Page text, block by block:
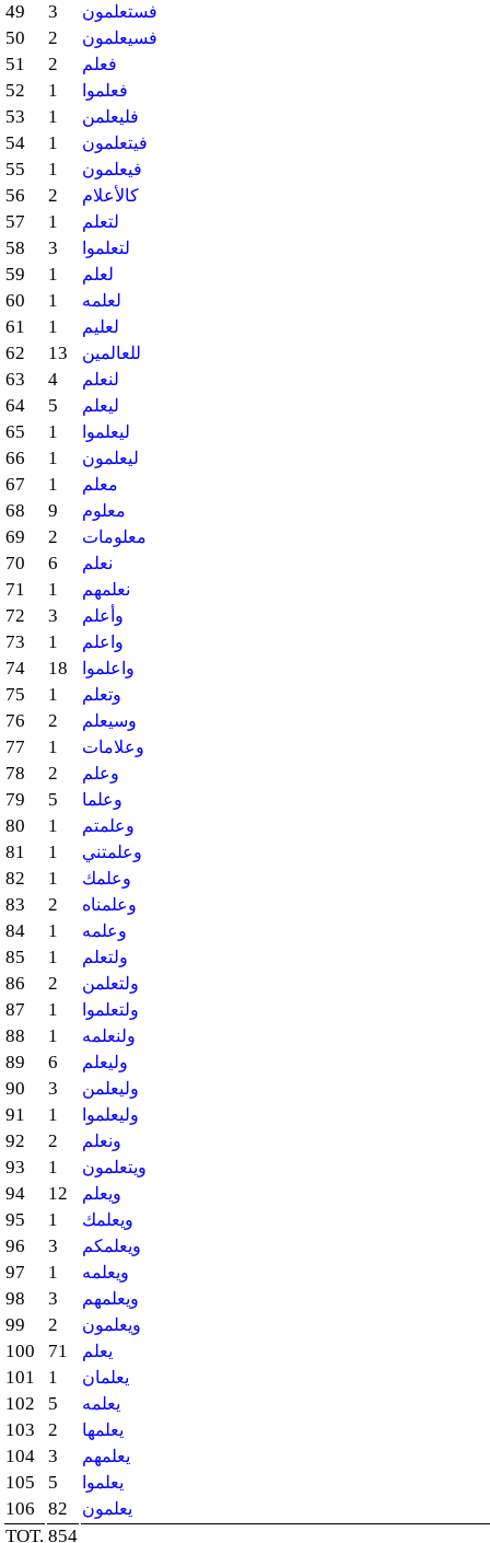
49 3 فستعلمون
50 2 فسيعلمون
51 2 فعلم
52 1 فعلموا
53 1 فليعلمن
54 1 فيتعلمون
55 1 فيعلمون
56 2 كالأعلام
57 1 لتعلم
58 3 لتعلموا
59 1 لعلم
60 1 لعلمه
61 1 لعليم
62 13 للعالمين
63 4 لنعلم
64 5 ليعلم
65 1 ليعلموا
66 1 ليعلمون
67 1 معلم
68 9 معلوم
69 2 معلومات
70 6 نعلم
71 1 نعلمهم
72 3 وأعلم
73 1 واعلم
74 18 واعلموا
75 1 وتعلم
76 2 وسيعلم
77 1 وعلامات
78 2 وعلم
79 5 وعلما
80 1 وعلمتم
81 1 وعلمتني
82 1 وعلمك
83 2 وعلمناه
84 1 وعلمه
85 1 ولتعلم
86 2 ولتعلمن
87 1 ولتعلموا
88 1 ولنعلمه
89 6 وليعلم
90 3 وليعلمن
91 1 وليعلموا
92 2 ونعلم
93 1 ويتعلمون
94 12 ويعلم
95 1 ويعلمك
96 3 ويعلمكم
97 1 ويعلمه
98 3 ويعلمهم
99 2 ويعلمون
100 71 يعلم
101 1 يعلمان
102 5 يعلمه
103 2 يعلمها
104 3 يعلمهم
105 5 يعلموا
106 82 يعلمون
TOT. 854